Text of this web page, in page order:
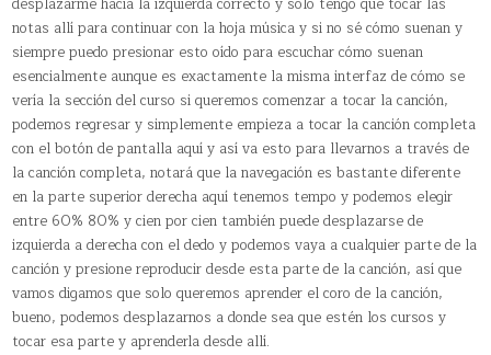
notas allí para continuar con la hoja música y si no sé cómo suenan y
siempre puedo presionar esto oído para escuchar cómo suenan
esencialmente aunque es exactamente la misma interfaz de cómo se
vería la sección del curso si queremos comenzar a tocar la canción,
podemos regresar y simplemente empieza a tocar la canción completa
con el botón de pantalla aquí y así va esto para llevarnos a través de
la canción completa, notará que la navegación es bastante diferente
en la parte superior derecha aquí tenemos tempo y podemos elegir
entre 60% 80% y cien por cien también puede desplazarse de
izquierda a derecha con el dedo y podemos vaya a cualquier parte de la
canción y presione reproducir desde esta parte de la canción, así que
vamos digamos que solo queremos aprender el coro de la canción,
bueno, podemos desplazarnos a donde sea que estén los cursos y
tocar esa parte y aprenderla desde allí.